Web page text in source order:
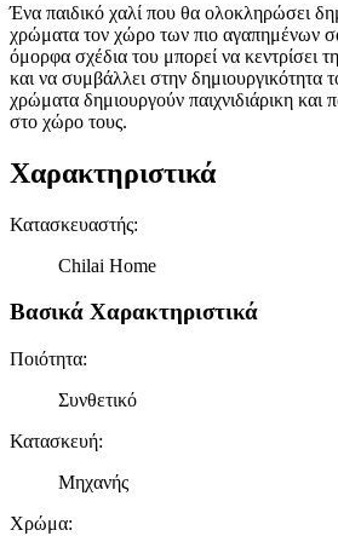
Ένα παιδικό χαλί που θα ολοκληρώσει
χρώματα τον χώρο των πιο αγαπημένων
όμορφα σχέδια του μπορεί να κεντρίσει
και να συμβάλλει στην δημιουργικότητα
χρώματα δημιουργούν παιχνιδιάρικη και
στο χώρο τους.
Χαρακτηριστικά
Κατασκευαστής:
Chilai Home
Βασικά Χαρακτηριστικά
Ποιότητα:
Συνθετικό
Κατασκευή:
Μηχανής
Χρώμα: